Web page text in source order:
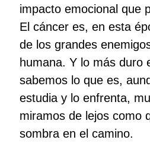
impacto emocional que
El cáncer es, en esta
de los grandes
humana. Y lo más duro
sabemos lo que es,
estudia y lo enfrenta,
miramos de lejos como
sombra en el camino.